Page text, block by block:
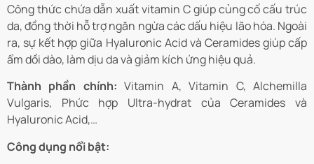
Công thức chứa dẫn xuất vitamin C giúp củng cố cấu trúc
da, đồng thời hỗ trợ ngăn ngừa các dấu hiệu lão hóa. Ngoài
ra, sự kết hợp giữa Hyaluronic Acid và Ceramides giúp cấp
ẩm dồi dào, làm dịu da và giảm kích ứng hiệu quả.
Thành phần chính: Vitamin A, Vitamin C, Alchemilla
Vulgaris, Phức hợp Ultra-hydrat của Ceramides và
Hyaluronic Acid,…
Công dụng nổi bật: